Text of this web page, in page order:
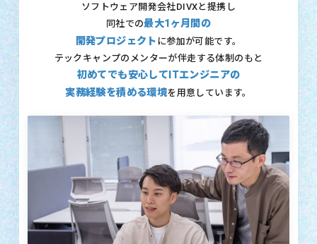
ソフトウェア開発会社DIVXと提携し
同社での最大1ヶ月間の
開発プロジェクト に参加が可能です。
テックキャンプのメンターが伴走する体制のもと
初めてでも安心してITエンジニアの
実務経験を積める環境を用意しています。